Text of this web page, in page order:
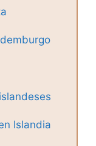
Islandia